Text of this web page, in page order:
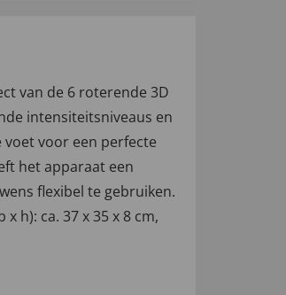
van de 6 roterende 3D
intensiteitsniveaus en
voor een perfecte
het apparaat een
flexibel te gebruiken.
h): ca. 37 x 35 x 8 cm,